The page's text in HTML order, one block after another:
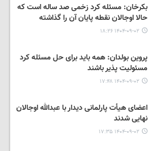
بکرخان: مسئله کرد زخمی صد ساله است که
حالا اوجالان نقطه پایان آن را گذاشته
۱۴۰۴-۰۹-۰۲ ۱۸:۲۶
پروین بولدان: همه باید برای حل مسئله کرد
مسئولیت پذیر باشند
۱۴۰۴-۰۹-۰۲ ۱۷:۴۸
اعضای هیأت پارلمانی دیدار با عبدالله اوجالان
نهایی شدند
۱۴۰۴-۰۹-۰۲ ۱۷:۳۵